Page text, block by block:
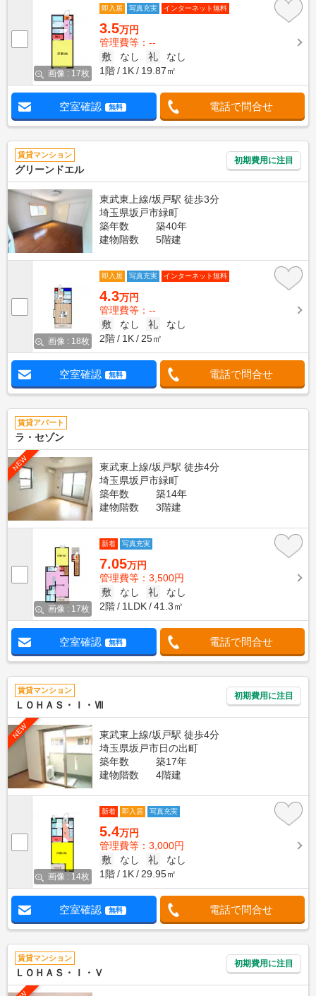
画像 : 17枚
即入居 写真充実 インターネット無料
3.5万円
管理費等：--
敷
なし 礼
なし
1階
1K 19.87㎡
空室確認 無料 電話で問合せ
賃貸マンション
グリーンドエル
初期費用に注目
東武東上線/坂戸駅 徒歩3分
埼玉県坂戸市緑町
築年数
築40年
建物階数
5階建
画像 : 18枚
即入居 写真充実 インターネット無料
4.3万円
管理費等：--
敷
なし 礼
なし
2階
1K 25㎡
空室確認 無料 電話で問合せ
賃貸アパート
ラ・セゾン
NEW
東武東上線/坂戸駅 徒歩4分
埼玉県坂戸市緑町
築年数
築14年
建物階数
3階建
画像 : 17枚
新着 写真充実
7.05万円
管理費等：3,500円
敷
なし 礼
なし
2階
1LDK 41.3㎡
空室確認 無料 電話で問合せ
賃貸マンション
ＬＯＨＡＳ・Ｉ・Ⅶ
初期費用に注目
NEW
東武東上線/坂戸駅 徒歩4分
埼玉県坂戸市日の出町
築年数
築17年
建物階数
4階建
画像 : 14枚
新着 即入居 写真充実
5.4万円
管理費等：3,000円
敷
なし 礼
なし
1階
1K 29.95㎡
空室確認 無料 電話で問合せ
賃貸マンション
ＬＯＨＡＳ・Ｉ・Ｖ
初期費用に注目